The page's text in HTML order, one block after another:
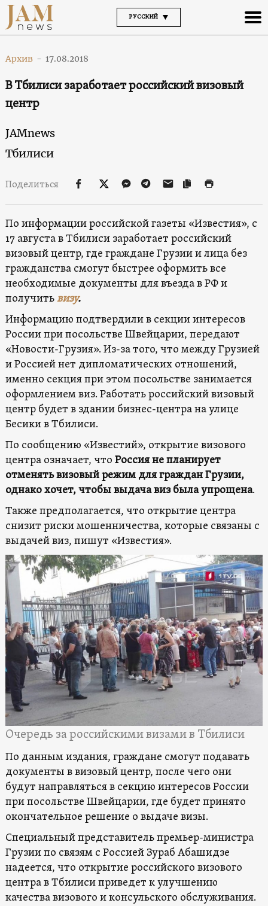
РУССКИЙ
Архив - 17.08.2018
В Тбилиси заработает российский визовый
центр
JAMnews
Тбилиси
Поделиться
По информации российской газеты «Известия», с
17 августа в Тбилиси заработает российский
визовый центр, где граждане Грузии и лица без
гражданства смогут быстрее оформить все
необходимые документы для въезда в РФ и
получитьвизу.
Информацию подтвердили в секции интересов
России при посольстве Швейцарии, передают
«Новости-Грузия». Из-за того, что между Грузией
и Россией нет дипломатических отношений,
именно секция при этом посольстве занимается
оформлением виз. Работать российский визовый
центр будет в здании бизнес-центра на улице
Бесики в Тбилиси.
По сообщению «Известий», открытие визового
центра означает, что Россия не планирует
отменять визовый режим для граждан Грузии,
однако хочет, чтобы выдача виз была упрощена.
Также предполагается, что открытие центра
снизит риски мошенничества, которые связаны с
выдачей виз, пишут «Известия».
Очередь за российскими визами в Тбилиси
По данным издания, граждане смогут подавать
документы в визовый центр, после чего они
будут направляться в секцию интересов России
при посольстве Швейцарии, где будет принято
окончательное решение о выдаче визы.
Специальный представитель премьер-министра
Грузии по связям с Россией Зураб Абашидзе
надеется, что открытие российского визового
центра в Тбилиси приведет к улучшению
качества визового и консульского обслуживания.